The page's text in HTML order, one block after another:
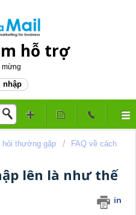
hỗ trợ
mừng
nhập
hỏi thường gặp
FAQ về cách
lên là như thế
in